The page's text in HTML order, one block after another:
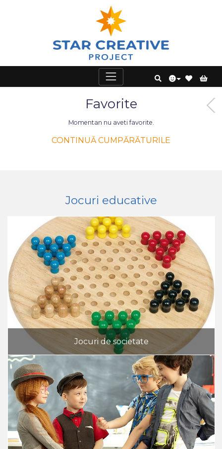
Favorite
Momentan nu aveti favorite.
CONTINUĂ CUMPĂRĂTURILE
Jocuri educative
Jocuri de societate